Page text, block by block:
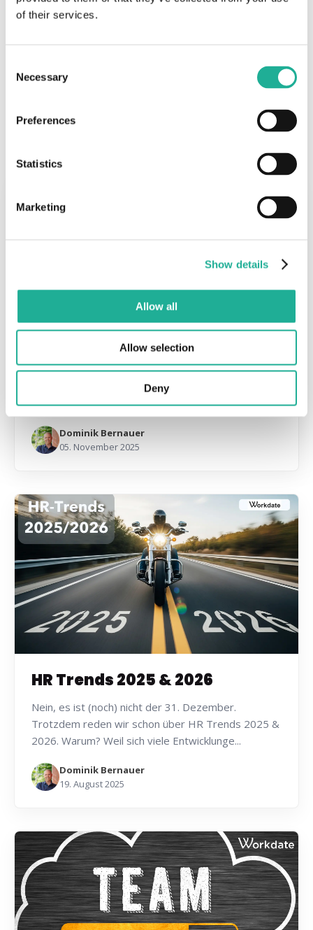
of their services.
Selection
Necessary
Preferences
Statistics
Marketing
Show details
Allow all
Allow selection
Deny
werden darf.
Candidate Journey
Phasen, Strategien und Tipps für eine erfolgreiche
Candidate Journey & Bewerbermanagement
Dominik Bernauer
05. November 2025
HR Trends 2025 & 2026
Nein, es ist (noch) nicht der 31. Dezember.
Trotzdem reden wir schon über HR Trends 2025 &
2026. Warum? Weil sich viele Entwicklunge...
Dominik Bernauer
19. August 2025